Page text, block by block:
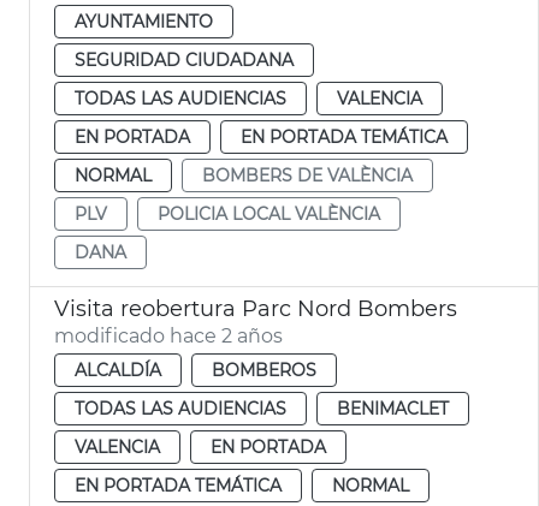
AYUNTAMIENTO
SEGURIDAD CIUDADANA
TODAS LAS AUDIENCIAS
VALENCIA
EN PORTADA
EN PORTADA TEMÁTICA
NORMAL
BOMBERS DE VALÈNCIA
PLV
POLICIA LOCAL VALÈNCIA
DANA
Visita reobertura Parc Nord Bombers
modificado hace 2 años
ALCALDÍA
BOMBEROS
TODAS LAS AUDIENCIAS
BENIMACLET
VALENCIA
EN PORTADA
EN PORTADA TEMÁTICA
NORMAL